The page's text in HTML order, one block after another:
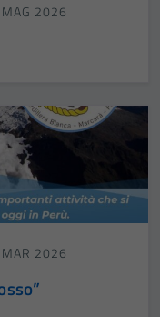
2026
2026